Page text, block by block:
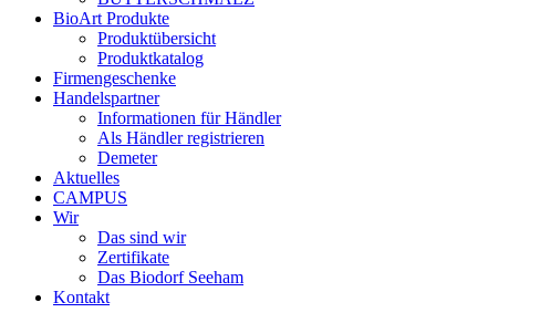
BioArt Produkte
Produktübersicht
Produktkatalog
Firmengeschenke
Handelspartner
Informationen für Händler
Als Händler registrieren
Demeter
Aktuelles
CAMPUS
Wir
Das sind wir
Zertifikate
Das Biodorf Seeham
Kontakt